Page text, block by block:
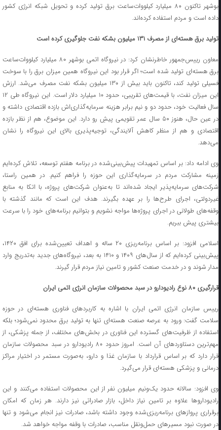
بوشهر تاکنون ۸۰ میلیارد کیلووات‌ساعت برق تولید کرده و تحویل شبکه انرژی کشور
داده است و مردم استفاده کرده‌اند.
تولید برق هسته‌ای از مصرف ۱۳۱ میلیون بشکه نفت جلوگیری کرده است
معاون رییس‌جمهور خاطرنشان کرد: در نیروگاه اتمی بوشهر ۸۰ میلیارد کیلووات‌ساعت
برق هسته‌ای تولید شده است؛ اگر قرار بود این نیروگاه همین میزان برق را با سوخت
فسیلی تولید کند، تاکنون باید بیش از ۱۳۰ میلیون بشکه نفت مصرف می‌شد. ارزش
این میزان نفت، با قیمت‌های تقریبی، حدود ۱۰ میلیارد دلار است. این نیروگاه طی ۱۲
سال فعالیت خود، حدود دو و نیم برابر هزینه سرمایه‌گذاری‌اش بازده اقتصادی داشته و
در عین حال، هنوز ۵۰ سال عمر تقویمی پیشِ رو دارد. این موضوع، هم از نظر بازده
اقتصادی و هم از منظر کاهش آلایندگی، توجیه‌پذیری بالای این نیروگاه را نشان
می‌دهد.
وی ادامه داد: بر اساس تمهیدات پیش‌بینی‌شده در برنامه هفتم توسعه، تلاش کرده‌ایم
زمینه مشارکت مردم در سرمایه‌گذاری این حوزه را فراهم کنیم. در همین راستا،
شرکت‌های سرمایه‌پذیر ایجاد شده‌اند تا به‌عنوان شرکت‌های پروژه، با اتکا به منابع
غیردولتی، اجرای طرح‌ها را بر عهده بگیرند. هدف این است که مانند گذشته با
وقفه‌های طولانی در اجرای پروژه‌ها مواجه نشویم و بتوانیم برنامه‌های خود را با سرعت
بیشتری پیش ببریم.
اسلامی افزود: بر اساس برنامه‌ریزی ۲۰ ساله و اهداف تعیین‌شده برای افق ۱۴۲۰،
پیش‌بینی کرده‌ایم که از سال‌های ۱۴۰۹ و ۱۴۱۰ به بعد، نیروگاه‌های جدید به‌تدریج وارد
مدار شوند و در خدمت صنعت کشور و تامین نیاز مردم قرار گیرند.
قرارگیری ۸۰ نوع رادیودارو در سبد محصولات سازمان انرژی اتمی ایران
رییس سازمان انرژی اتمی ایران با اشاره به کاربردهای فناوری هسته‌ای در حوزه
سلامت گفت: ورود به عرصه صنعت هسته‌ای تنها به تولید برق محدود نمی‌شود؛ بلکه
استفاده از ظرفیت‌های گسترده این فناوری در بخش‌های مختلف، از جمله پزشکی، از
مهم‌ترین دستاوردهای آن است. امروز حدود ۸۰ رادیودارو در سبد محصولات سازمان
قرار دارد که بر اساس قرارداد با سازمان غذا و دارو، به‌صورت مستمر در اختیار مراکز
درمانی و پزشکی هسته‌ای قرار می‌گیرد.
وی افزود: سالانه حدود یک‌ونیم میلیون نفر از این محصولات استفاده می‌کنند و این
رادیوداروها علاوه بر تامین نیاز داخل، بازار صادراتی نیز دارند. هر زمان که امکان
برقراری پروازهای برنامه‌ریزی‌شده وجود داشته باشد، صادرات نیز انجام می‌شود و تنها
در صورت نبود مسیرهای حمل‌ونقل مناسب، صادرات با وقفه مواجه خواهد شد.